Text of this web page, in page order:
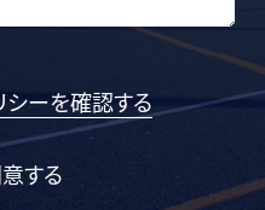
シーを確認する
する